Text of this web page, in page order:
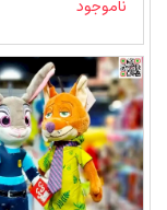
ناموجود